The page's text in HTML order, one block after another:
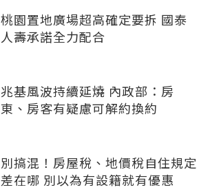
桃園置地廣場超高確定要拆 國泰
人壽承諾全力配合
兆基風波持續延燒 內政部：房
東、房客有疑慮可解約換約
別搞混！房屋稅、地價稅自住規定
差在哪 別以為有設籍就有優惠